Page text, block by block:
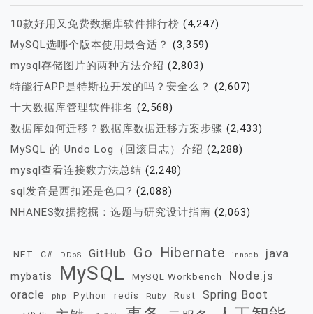
10款好用又免费数据库软件排行榜 (4,247)
MySQL选哪个版本使用最合适？ (3,359)
mysql存储图片的两种方法介绍 (2,803)
特能行APP是特斯拉开发的吗？安全么？ (2,607)
十大数据库管理软件排名 (2,568)
数据库如何迁移？数据库数据迁移方案步骤 (2,433)
MySQL 的 Undo Log（回滚日志）介绍 (2,288)
mysql查看连接数方法总结 (2,248)
sql发音是西扣还是色口? (2,088)
NHANES数据挖掘：选题与研究设计指南 (2,063)
.NET C# DDoS GitHub Go Hibernate innodb java
mybatis MySQL MySQL Workbench Node.js
oracle php Python redis Ruby Rust Spring Boot